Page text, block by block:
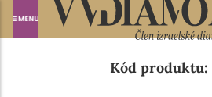
Domů NABÍDKA DIAMANTŮ
Kód produktu: